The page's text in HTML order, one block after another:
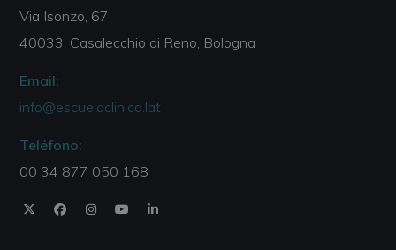
Via Isonzo, 67
40033, Casalecchio di Reno, Bologna
Email:
info@escuelaclinica.lat
Teléfono:
00 34 877 050 168